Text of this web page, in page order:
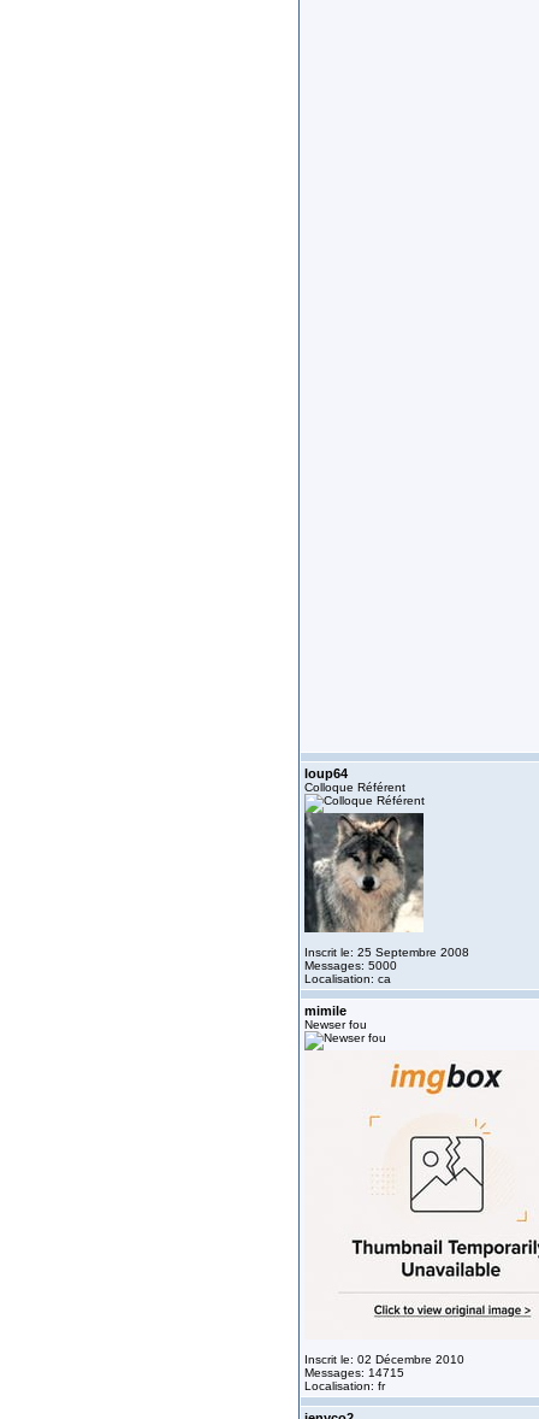
loup64
Colloque Référent
Inscrit le: 25 Septembre 2008
Messages: 5000
Localisation: ca
mimile
Newser fou
Inscrit le: 02 Décembre 2010
Messages: 14715
Localisation: fr